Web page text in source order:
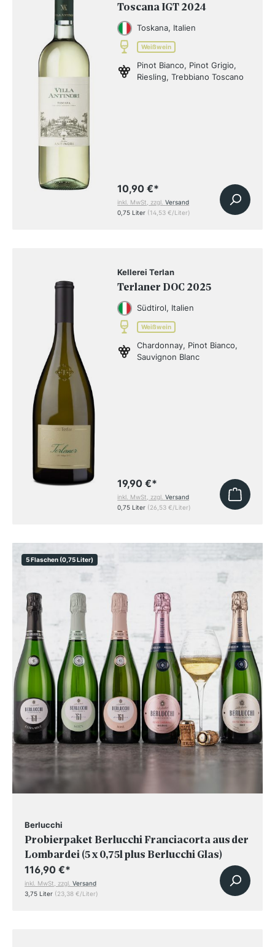
Toscana IGT 2024
Toskana, Italien
Weißwein
Pinot Bianco, Pinot Grigio,
Riesling, Trebbiano Toscano
10,90 €*
inkl. MwSt, zzgl.Versand
0,75 Liter (14,53 €/Liter)
Kellerei Terlan
Terlaner DOC 2025
Südtirol, Italien
Weißwein
Chardonnay, Pinot Bianco,
Sauvignon Blanc
19,90 €*
inkl. MwSt, zzgl.Versand
0,75 Liter (26,53 €/Liter)
5 Flaschen (0,75 Liter)
Berlucchi
Probierpaket Berlucchi Franciacorta aus der
Lombardei (5 x 0,75l plus Berlucchi Glas)
116,90 €*
inkl. MwSt, zzgl. Versand
3,75 Liter (23,38 €/Liter)